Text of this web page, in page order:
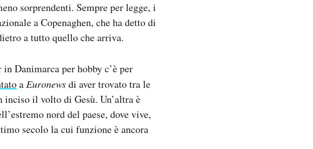
sorprendenti. Sempre per legge, i
a Copenaghen, che ha detto di
a tutto quello che arriva.
Danimarca per hobby c’è per
aEuronewsdi aver trovato tra le
inciso il volto di Gesù. Un’altra è
nord del paese, dove vive,
secolo la cui funzione è ancora